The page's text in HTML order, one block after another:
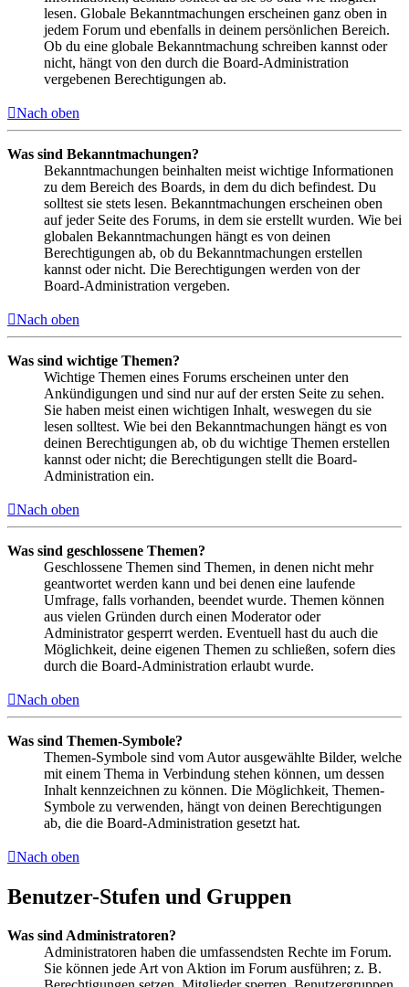
lesen. Globale Bekanntmachungen erscheinen ganz oben in
jedem Forum und ebenfalls in deinem persönlichen Bereich.
Ob du eine globale Bekanntmachung schreiben kannst oder
nicht, hängt von den durch die Board-Administration
vergebenen Berechtigungen ab.
Nach oben
Was sind Bekanntmachungen?
Bekanntmachungen beinhalten meist wichtige Informationen
zu dem Bereich des Boards, in dem du dich befindest. Du
solltest sie stets lesen. Bekanntmachungen erscheinen oben
auf jeder Seite des Forums, in dem sie erstellt wurden. Wie bei
globalen Bekanntmachungen hängt es von deinen
Berechtigungen ab, ob du Bekanntmachungen erstellen
kannst oder nicht. Die Berechtigungen werden von der
Board-Administration vergeben.
Nach oben
Was sind wichtige Themen?
Wichtige Themen eines Forums erscheinen unter den
Ankündigungen und sind nur auf der ersten Seite zu sehen.
Sie haben meist einen wichtigen Inhalt, weswegen du sie
lesen solltest. Wie bei den Bekanntmachungen hängt es von
deinen Berechtigungen ab, ob du wichtige Themen erstellen
kannst oder nicht; die Berechtigungen stellt die Board-
Administration ein.
Nach oben
Was sind geschlossene Themen?
Geschlossene Themen sind Themen, in denen nicht mehr
geantwortet werden kann und bei denen eine laufende
Umfrage, falls vorhanden, beendet wurde. Themen können
aus vielen Gründen durch einen Moderator oder
Administrator gesperrt werden. Eventuell hast du auch die
Möglichkeit, deine eigenen Themen zu schließen, sofern dies
durch die Board-Administration erlaubt wurde.
Nach oben
Was sind Themen-Symbole?
Themen-Symbole sind vom Autor ausgewählte Bilder, welche
mit einem Thema in Verbindung stehen können, um dessen
Inhalt kennzeichnen zu können. Die Möglichkeit, Themen-
Symbole zu verwenden, hängt von deinen Berechtigungen
ab, die die Board-Administration gesetzt hat.
Nach oben
Benutzer-Stufen und Gruppen
Was sind Administratoren?
Administratoren haben die umfassendsten Rechte im Forum.
Sie können jede Art von Aktion im Forum ausführen; z. B.